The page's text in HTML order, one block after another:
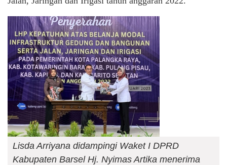
Lisda Arriyana didampingi Waket I DPRD
Kabupaten Barsel Hj. Nyimas Artika menerima